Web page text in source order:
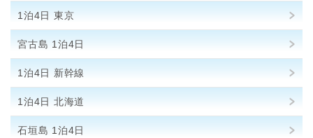
1泊4日 東京
宮古島 1泊4日
1泊4日 新幹線
1泊4日 北海道
石垣島 1泊4日